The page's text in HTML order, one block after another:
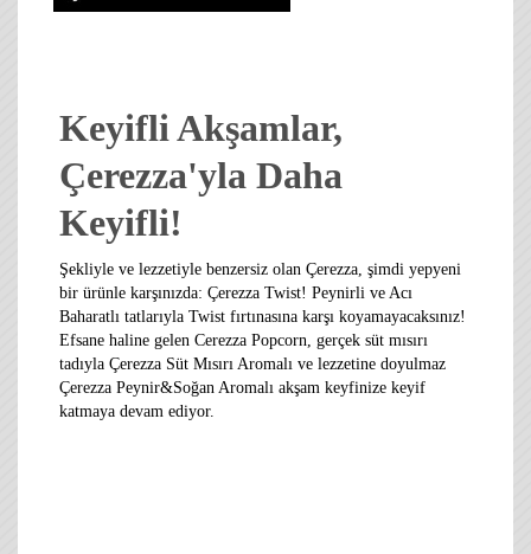
Keyifli Akşamlar,
Çerezza'yla Daha
Keyifli!
Şekliyle ve lezzetiyle benzersiz olan Çerezza, şimdi yepyeni
bir ürünle karşınızda: Çerezza Twist! Peynirli ve Acı
Baharatlı tatlarıyla Twist fırtınasına karşı koyamayacaksınız!
Efsane haline gelen Cerezza Popcorn, gerçek süt mısırı
tadıyla Çerezza Süt Mısırı Aromalı ve lezzetine doyulmaz
Çerezza Peynir&Soğan Aromalı akşam keyfinize keyif
katmaya devam ediyor.